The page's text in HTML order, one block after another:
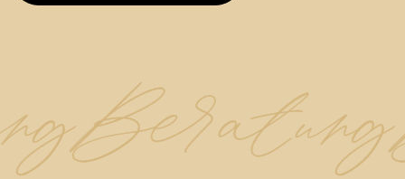
Beratung